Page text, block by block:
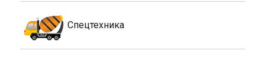
Спецтехника